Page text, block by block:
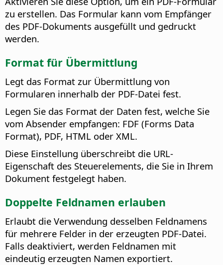
zu erstellen. Das Formular kann vom Empfänger
des PDF-Dokuments ausgefüllt und gedruckt
werden.
Format für Übermittlung
Legt das Format zur Übermittlung von
Formularen innerhalb der PDF-Datei fest.
Legen Sie das Format der Daten fest, welche Sie
vom Absender empfangen: FDF (Forms Data
Format), PDF, HTML oder XML.
Diese Einstellung überschreibt die URL-
Eigenschaft des Steuerelements, die Sie in Ihrem
Dokument festgelegt haben.
Doppelte Feldnamen erlauben
Erlaubt die Verwendung desselben Feldnamens
für mehrere Felder in der erzeugten PDF-Datei.
Falls deaktiviert, werden Feldnamen mit
eindeutig erzeugten Namen exportiert.